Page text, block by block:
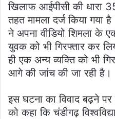
खिलाफ आईपीसी की धारा
तहत मामला दर्ज किया गया
ने अपना वीडियो शिमला के
युवक को भी गिरफ्तार कर
ही एक अन्य व्यक्ति को भी
आगे की जांच की जा रही है।
इस घटना का विवाद बढ़ने पर
को कहा कि चंडीगढ़